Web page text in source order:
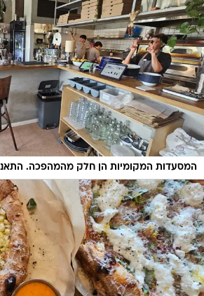
המסעדות המקומיות הן חלק מהמהפכה.